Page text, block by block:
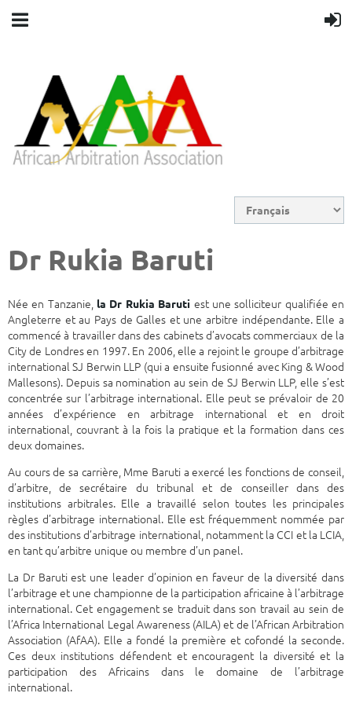
Dr Rukia Baruti
Née en Tanzanie, la Dr Rukia Baruti est une solliciteur qualifiée en
Angleterre et au Pays de Galles et une arbitre indépendante. Elle a
commencé à travailler dans des cabinets d’avocats commerciaux de la
City de Londres en 1997. En 2006, elle a rejoint le groupe d’arbitrage
international SJ Berwin LLP (qui a ensuite fusionné avec King & Wood
Mallesons). Depuis sa nomination au sein de SJ Berwin LLP, elle s’est
concentrée sur l’arbitrage international. Elle peut se prévaloir de 20
années d’expérience en arbitrage international et en droit
international, couvrant à la fois la pratique et la formation dans ces
deux domaines.
Au cours de sa carrière, Mme Baruti a exercé les fonctions de conseil,
d’arbitre, de secrétaire du tribunal et de conseiller dans des
institutions arbitrales. Elle a travaillé selon toutes les principales
règles d’arbitrage international. Elle est fréquemment nommée par
des institutions d’arbitrage international, notamment la CCI et la LCIA,
en tant qu’arbitre unique ou membre d’un panel.
La Dr Baruti est une leader d’opinion en faveur de la diversité dans
l’arbitrage et une championne de la participation africaine à l’arbitrage
international. Cet engagement se traduit dans son travail au sein de
l’Africa International Legal Awareness (AILA) et de l’African Arbitration
Association (AfAA). Elle a fondé la première et cofondé la seconde.
Ces deux institutions défendent et encouragent la diversité et la
participation des Africains dans le domaine de l’arbitrage
international.